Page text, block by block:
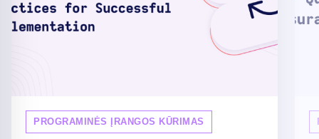
PROGRAMINĖS ĮRANGOS KŪRIMAS